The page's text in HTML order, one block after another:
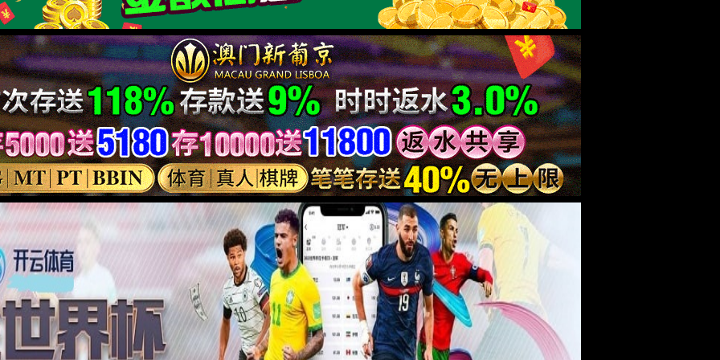
中医疗法，探索“罐通经络”的现代神奇。yh533388银河官网罐疗法，这一中医理疗新秀，已经在现代